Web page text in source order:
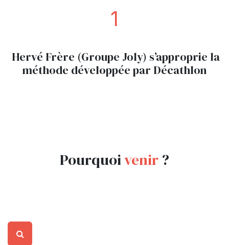
1
Hervé Frère (Groupe Joly) s’approprie la
méthode développée par Décathlon
Pourquoivenir ?